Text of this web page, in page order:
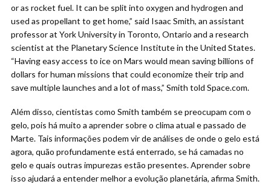
or as rocket fuel. It can be split into oxygen and hydrogen and
used as propellant to get home,” said Isaac Smith, an assistant
professor at York University in Toronto, Ontario and a research
scientist at the Planetary Science Institute in the United States.
“Having easy access to ice on Mars would mean saving billions of
dollars for human missions that could economize their trip and
save multiple launches and a lot of mass,” Smith told Space.com.
Além disso, cientistas como Smith também se preocupam com o
gelo, pois há muito a aprender sobre o clima atual e passado de
Marte. Tais informações podem vir de análises de onde o gelo está
agora, quão profundamente está enterrado, se há camadas no
gelo e quais outras impurezas estão presentes. Aprender sobre
isso ajudará a entender melhor a evolução planetária, afirma Smith.